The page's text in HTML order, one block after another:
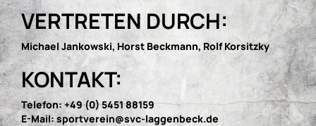
VERTRETEN DURCH:
Michael Jankowski, Horst Beckmann, Rolf Korsitzky
KONTAKT:
Telefon: +49 (0) 5451 88159
E-Mail: sportverein@svc-laggenbeck.de